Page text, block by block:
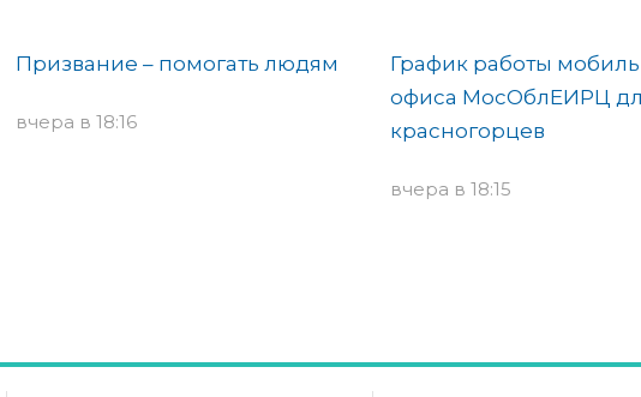
Призвание – помогать людям
вчера в 18:16
График работы
офиса МосОблЕИРЦ
красногорцев
вчера в 18:15